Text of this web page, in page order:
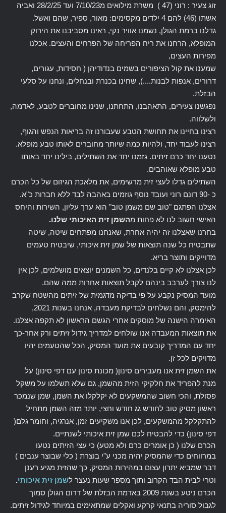
זוג צעיר : רוני (47 ) משרת מילואים מ7/10/23 ועד 28/2/25 ואביה
אשתו (46) להם 4 ילדים מקסימים: מאור, ספיר, שהם ואשל.
גדלנו ברמת הגולן, נשמנו אוויר נקי, ראינו מסביבנו את הירוק
המופלא, הרחנו את ריח הפריחה של הפרחים והעצים. אכלנו
מפירות העצים,
שמענו את קול הציפורים בשמים בנדודיהן ( חסידות, עגורים,
דרורים, אנפות לבנות....), שחינו בכנרת ובנחלים, ונחנו על סלעי
הבזלת.
נפגשנו צעירים, התאהבנו, התחתנו, שנינו מחוברים לטבע, לאדמה,
ולשלווה.
רצינו בחיינו את תחושת הטבע שעבורנו זה בריאות הנפש והגוף,
רצינו לעבוד יחד, ולהיות כמה שיותר מחוברים לאותו טבע מופלא.
נטענו יחד כרם זיתים. גזמנו יחד את השתילים, בילינו יחד באותו
טבע מופלא שאוהבים.
השתילים גדלו לעצי זית מרשימים, את מלאכת הגיזום של כל הכרם
כ -90 דונם רוני ועובד נוסף גוזמים באהבה לבד ללא חברות כ"א.
אצלנו הפתגם "טוב שם משמן טוב" הוא ערך עליון, השירות והיחס
האישי חשוב לנו לא פחות מהשמן זית האיכותי שלנו.
בחרנו שאצלנו זה יהיה אחרת, שאנחנו מפתחים שיטה, שיטה
שתבטיח כל שנה תוצאות של שמן זית איכותי, שיבטיח טעמים
מדוייקים ותוצר בריא.
לכן אצלנו לא קיים בלנדים, כל השמנים יוצאים מושלמים, לכן אין
לנו צורך לערבב בינהם לקבל תוצאות אחרות ממה שהם.
מועד המסיק נקבע על פי בדיקה מדגמית של זיתים מהשטח שקרב
להימסק, והם נשלחים לבדיקת מעבדה, אנחנו בשנות 2021,
האימרה הישנה של מוסקים אחרי הגשם הראשון לא תקפה אצלנו.
את תוצאות המעבדה אנו שולחים למדריך גידול זיתים ורק אחר-כך
יחד עם המדריך קובעים את מועד המסיק, הכל שהטעמים יהיו
מדויקים לכל זן.
את השמן זית אנו מעבירים סינון( מכונת סינון עם דפי סינון) על
מנת להפריד את חלקיקי הזית מהשמן, גם שלא תשלמו על משקל
פסולת, והכי חשוב שהמשקעים לא יקלקלו את השמן, שמן שנמכר
ראשון מסיק טוב לחודש גג חודש וחצי, יותר מזה השמן מתחיל
להתקלקל מהמשקעים, לכן אנו משקיעים זמן, אנרגיה, וחומר גלם(
דפי סינון) כדי להבטיח לכם שמן זית איכותי לשנתיים.
הכרם שלנו ( כן אומרים כרם ולא מטע) כי עצי הזיתים נטעו
במרווחים כדי שהמסיק יהיה מכני ע"י בוצרת ( כלי שבוצר ענבים )
דבר שמביא יתרון עצום במהירות המסיק, כך שהזית מגיע רענן
וטרי לבית הבד הקרוב ותוך מספר שעות נעצר לשמן זית איכותי.
הכרם ניטע בשנת 2009 באדמת הבזלת של דרום הגולן סמוך
לגבול סוריה בתנאי קרקע ואקלים שמתאימים במיוחד לגידול זיתים.